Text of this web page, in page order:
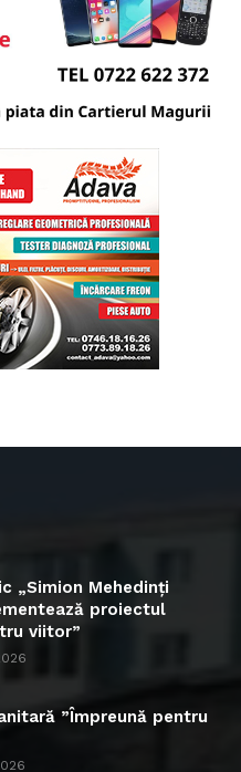
„Simion Mehedinți
proiectul
viitor”
”Împreună pentru